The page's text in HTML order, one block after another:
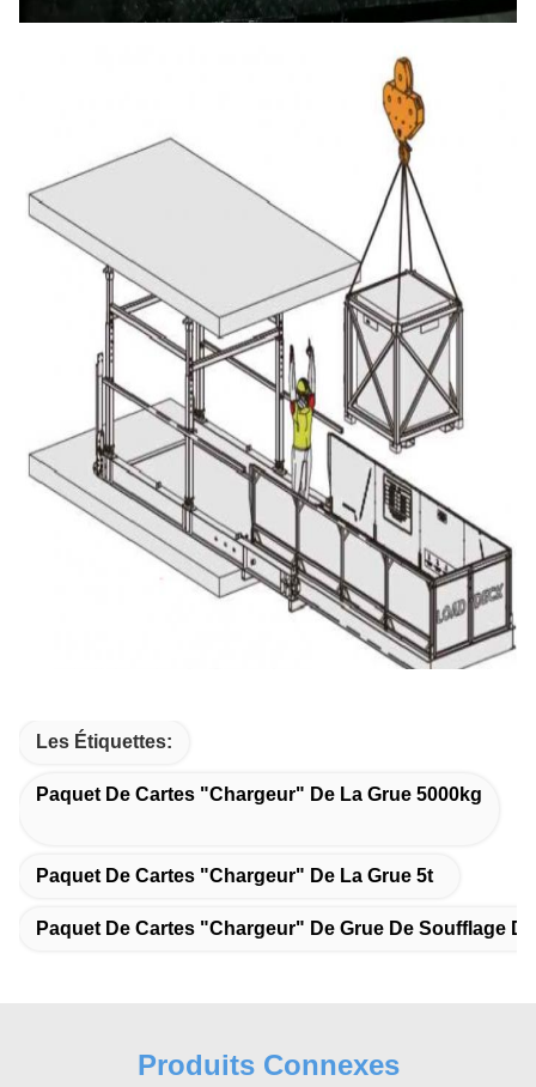
Les Étiquettes:
Paquet De Cartes "chargeur" De La Grue 5000kg
Paquet De Cartes "chargeur" De La Grue 5t
Paquet De Cartes "chargeur" De Grue De Soufflage
Produits Connexes